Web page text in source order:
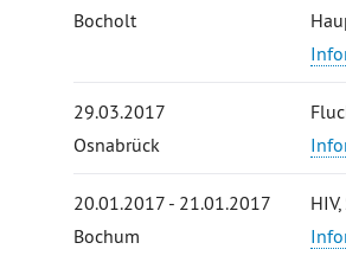
Bocholt
29.03.2017
Osnabrück
20.01.2017 - 21.01.2017
Bochum